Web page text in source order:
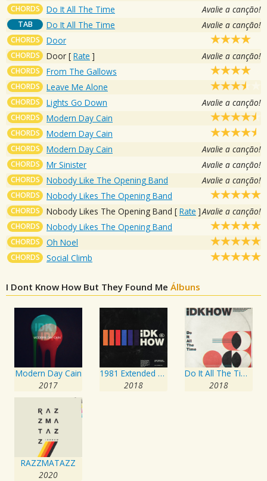
CHORDS Do It All The Time Avalie a canção!
TAB Do It All The Time Avalie a canção!
CHORDS Door
CHORDS Door [ Rate ] Avalie a canção!
CHORDS From The Gallows
CHORDS Leave Me Alone
CHORDS Lights Go Down Avalie a canção!
CHORDS Modern Day Cain
CHORDS Modern Day Cain
CHORDS Modern Day Cain Avalie a canção!
CHORDS Mr Sinister Avalie a canção!
CHORDS Nobody Like The Opening Band Avalie a canção!
CHORDS Nobody Likes The Opening Band
CHORDS Nobody Likes The Opening Band [ Rate ]Avalie a canção!
CHORDS Nobody Likes The Opening Band
CHORDS Oh Noel
CHORDS Social Climb
I Dont Know How But They Found Me Álbuns
Modern Day Cain
2017
1981 Extended Play
2018
Do It All The Time
2018
RAZZMATAZZ
2020